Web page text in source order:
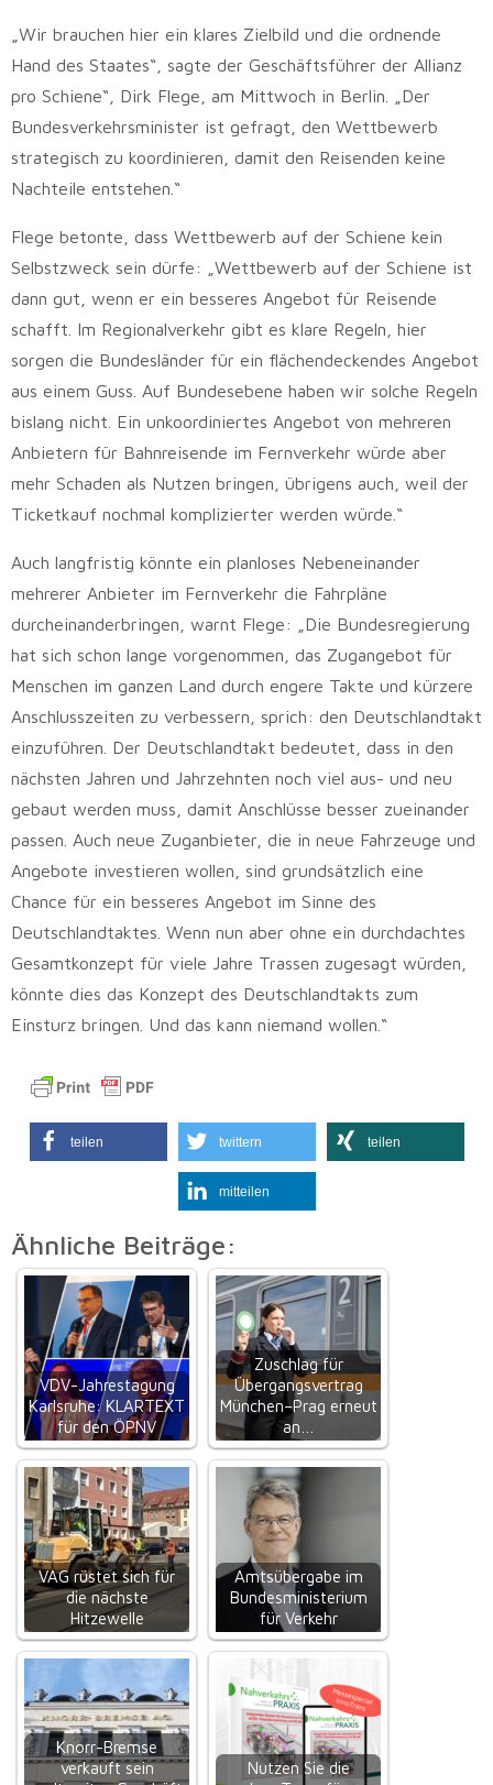
„Wir brauchen hier ein klares Zielbild und die ordnende
Hand des Staates“, sagte der Geschäftsführer der Allianz
pro Schiene“, Dirk Flege, am Mittwoch in Berlin. „Der
Bundesverkehrsminister ist gefragt, den Wettbewerb
strategisch zu koordinieren, damit den Reisenden keine
Nachteile entstehen.“
Flege betonte, dass Wettbewerb auf der Schiene kein
Selbstzweck sein dürfe: „Wettbewerb auf der Schiene ist
dann gut, wenn er ein besseres Angebot für Reisende
schafft. Im Regionalverkehr gibt es klare Regeln, hier
sorgen die Bundesländer für ein flächendeckendes Angebot
aus einem Guss. Auf Bundesebene haben wir solche Regeln
bislang nicht. Ein unkoordiniertes Angebot von mehreren
Anbietern für Bahnreisende im Fernverkehr würde aber
mehr Schaden als Nutzen bringen, übrigens auch, weil der
Ticketkauf nochmal komplizierter werden würde.“
Auch langfristig könnte ein planloses Nebeneinander
mehrerer Anbieter im Fernverkehr die Fahrpläne
durcheinanderbringen, warnt Flege: „Die Bundesregierung
hat sich schon lange vorgenommen, das Zugangebot für
Menschen im ganzen Land durch engere Takte und kürzere
Anschlusszeiten zu verbessern, sprich: den Deutschlandtakt
einzuführen. Der Deutschlandtakt bedeutet, dass in den
nächsten Jahren und Jahrzehnten noch viel aus- und neu
gebaut werden muss, damit Anschlüsse besser zueinander
passen. Auch neue Zuganbieter, die in neue Fahrzeuge und
Angebote investieren wollen, sind grundsätzlich eine
Chance für ein besseres Angebot im Sinne des
Deutschlandtaktes. Wenn nun aber ohne ein durchdachtes
Gesamtkonzept für viele Jahre Trassen zugesagt würden,
könnte dies das Konzept des Deutschlandtakts zum
Einsturz bringen. Und das kann niemand wollen.“
teilen twittern teilen
mitteilen
Ähnliche Beiträge:
VDV-Jahrestagung
Karlsruhe: KLARTEXT
für den ÖPNV
Zuschlag für
Übergangsvertrag
München–Prag erneut
an…
VAG rüstet sich für
die nächste
Hitzewelle
Amtsübergabe im
Bundesministerium
für Verkehr
Knorr-Bremse
verkauft sein
Nutzen Sie die